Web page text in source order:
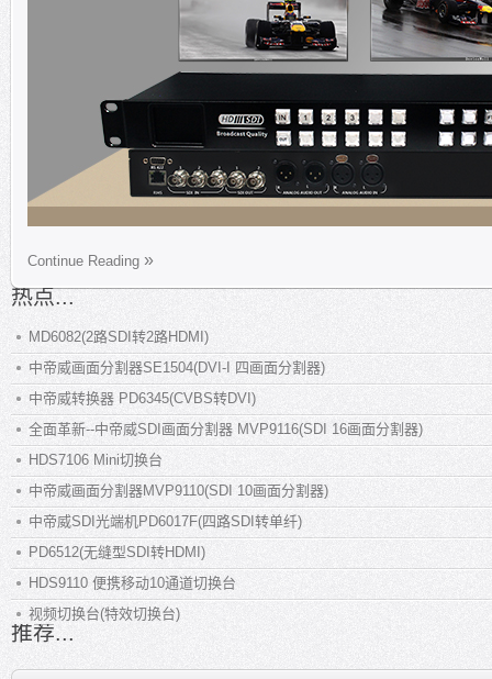
Continue Reading
热点...
MD6082(2路SDI转2路HDMI)
中帝威画面分割器SE1504(DVI-I 四画面分割器)
中帝威转换器 PD6345(CVBS转DVI)
全面革新--中帝威SDI画面分割器 MVP9116(SDI 16画面分割器)
HDS7106 Mini切换台
中帝威画面分割器MVP9110(SDI 10画面分割器)
中帝威SDI光端机PD6017F(四路SDI转单纤)
PD6512(无缝型SDI转HDMI)
HDS9110 便携移动10通道切换台
视频切换台(特效切换台)
推荐...